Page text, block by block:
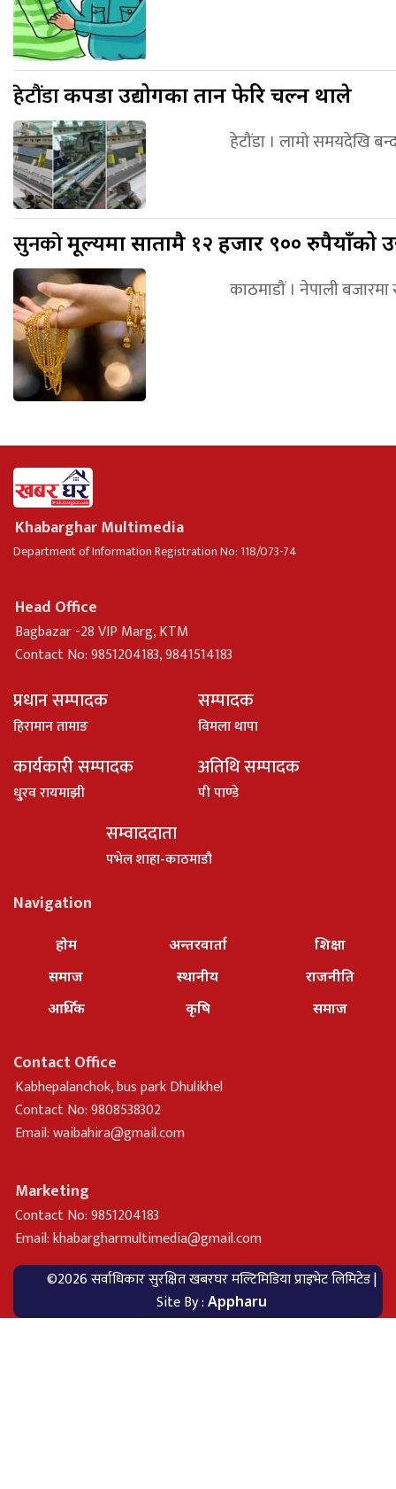
हेटौंडाकपडा उद्योगका तान फेरि चल्न थाले
हेटौंडा । लामो समयदेखि
सुनकोमूल्यमा सातामै १२ हजार ९००
काठमाडौं । नेपाली
Khabarghar Multimedia
Department of Information Registration No: 118/073-74
Head Office
Bagbazar -28 VIP Marg, KTM
Contact No: 9851204183, 9841514183
प्रधान सम्पादक
हिरामान तामाङ
सम्पादक
विमला थापा
कार्यकारी सम्पादक
धु्रव रायमाझी
अतिथि सम्पादक
पी पाण्डे
सम्वाददाता
पभेल शाहा-काठमाडौ
Navigation
होम
समाज
आर्थिक
अन्तरवार्ता
स्थानीय
कृषि
शिक्षा
राजनीति
समाज
Contact Office
Kabhepalanchok, bus park Dhulikhel
Contact No: 9808538302
Email:waibahira@gmail.com
Marketing
Contact No: 9851204183
Email:khabargharmultimedia@gmail.com
©2026 सर्वाधिकार सुरक्षित खबरघर मल्टिमिडिया प्राइभेट लिमिटेड |
Site By : Appharu